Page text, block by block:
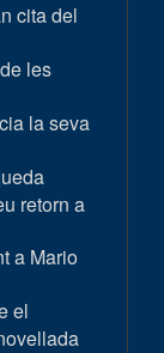
cita del
les
la seva
retorn a
a Mario
el